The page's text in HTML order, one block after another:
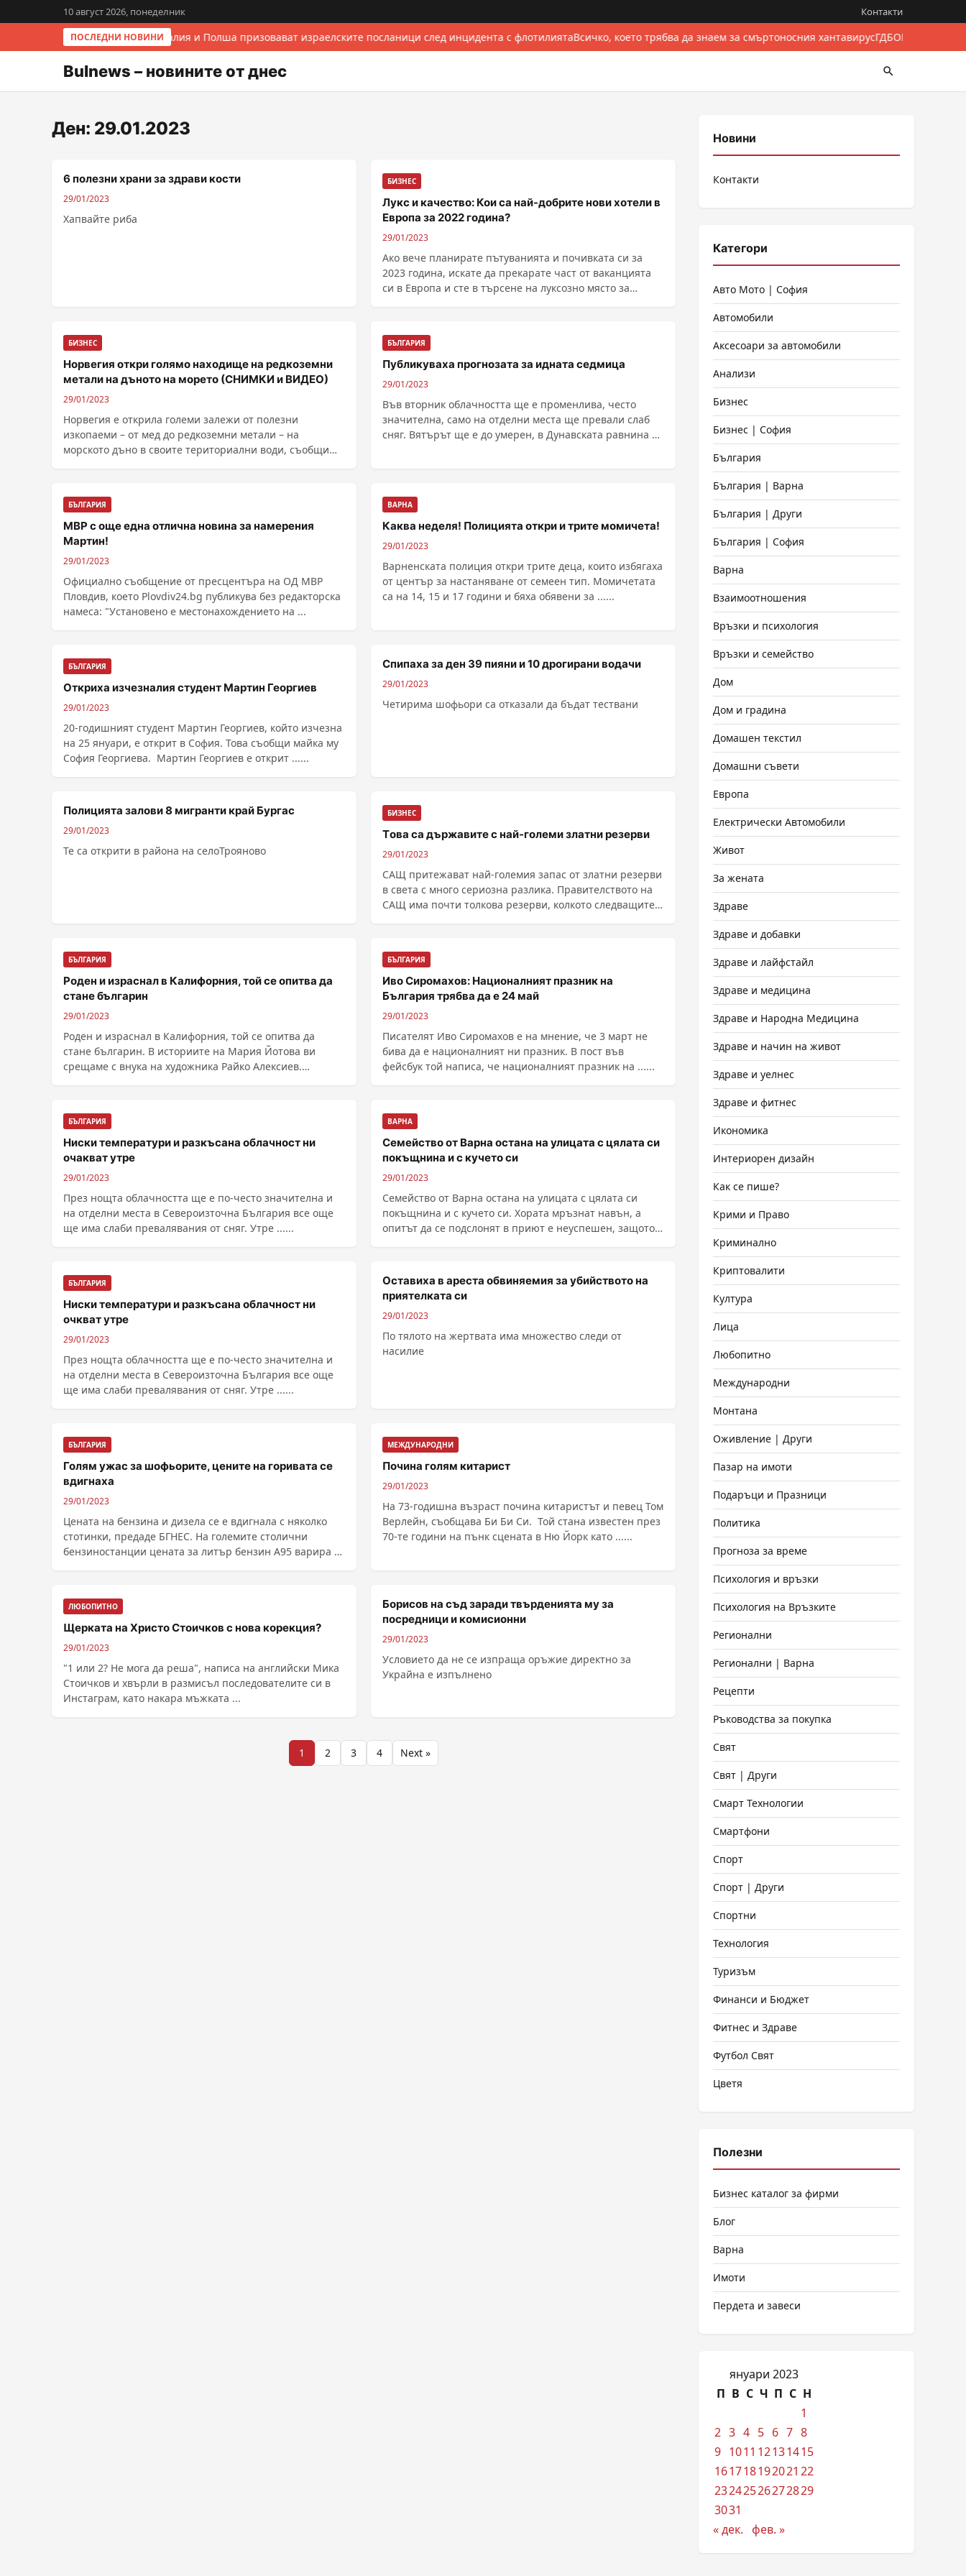
10 август 2026, понеделник Контакти
ПОСЛЕДНИ НОВИНИИталия и Полша призовават израелските посланици след инцидента с флотилиятаВсичко, което трябва да знаем за смъртоносния хантавирусГДБОП разби
Bulnews – новините от днес
Ден: 29.01.2023
6 полезни храни за здрави кости
29/01/2023
Хапвайте риба
БИЗНЕС
Лукс и качество: Кои са най-добрите нови хотели в
Европа за 2022 година?
29/01/2023
Ако вече планирате пътуванията и почивката си за
2023 година, искате да прекарате част от ваканцията
си в Европа и сте в търсене на луксозно място за
БИЗНЕС
Норвегия откри голямо находище на редкоземни
метали на дъното на морето (СНИМКИ и ВИДЕО)
29/01/2023
Норвегия е открила големи залежи от полезни
изкопаеми – от мед до редкоземни метали – на
морското дъно в своите териториални води, съобщи
БЪЛГАРИЯ
Публикуваха прогнозата за идната седмица
29/01/2023
Във вторник облачността ще е променлива, често
значителна, само на отделни места ще превали слаб
сняг. Вятърът ще е до умерен, в Дунавската равнина и
БЪЛГАРИЯ
МВР с още една отлична новина за намерения
Мартин!
29/01/2023
Официално съобщение от пресцентъра на ОД МВР
Пловдив, което Plovdiv24.bg публикува без редакторска
намеса: "Установено е местонахождението на ...
ВАРНА
Каква неделя! Полицията откри и трите момичета!
29/01/2023
Варненската полиция откри трите деца, които избягаха
от център за настаняване от семеен тип. Момичетата
са на 14, 15 и 17 години и бяха обявени за ......
БЪЛГАРИЯ
Откриха изчезналия студент Мартин Георгиев
29/01/2023
20-годишният студент Мартин Георгиев, който изчезна
на 25 януари, е открит в София. Това съобщи майка му
София Георгиева. Мартин Георгиев е открит ......
Спипаха за ден 39 пияни и 10 дрогирани водачи
29/01/2023
Четирима шофьори са отказали да бъдат тествани
Полицията залови 8 мигранти край Бургас
29/01/2023
Те са открити в района на селоТрояново
БИЗНЕС
Tова са държавите с най-големи златни резерви
29/01/2023
САЩ притежават най-големия запас от златни резерви
в света с много сериозна разлика. Правителството на
САЩ има почти толкова резерви, колкото следващите 3
БЪЛГАРИЯ
Роден и израснал в Калифорния, той се опитва да
стане българин
29/01/2023
Роден и израснал в Калифорния, той се опитва да
стане българин. В историите на Мария Йотова ви
срещаме с внука на художника Райко Алексиев.
БЪЛГАРИЯ
Иво Сиромахов: Националният празник на
България трябва да е 24 май
29/01/2023
Писателят Иво Сиромахов е на мнение, че 3 март не
бива да е националният ни празник. В пост във
фейсбук той написа, че националният празник на ......
БЪЛГАРИЯ
Ниски температури и разкъсана облачност ни
очакват утре
29/01/2023
През нощта облачността ще е по-често значителна и
на отделни места в Североизточна България все още
ще има слаби превалявания от сняг. Утре ......
ВАРНА
Семейство от Варна остана на улицата с цялата си
покъщнина и с кучето си
29/01/2023
Семейство от Варна остана на улицата с цялата си
покъщнина и с кучето си. Хората мръзнат навън, а
опитът да се подслонят в приют е неуспешен, защото
БЪЛГАРИЯ
Ниски температури и разкъсана облачност ни
очкват утре
29/01/2023
През нощта облачността ще е по-често значителна и
на отделни места в Североизточна България все още
ще има слаби превалявания от сняг. Утре ......
Оставиха в ареста обвиняемия за убийството на
приятелката си
29/01/2023
По тялото на жертвата има множество следи от
насилие
БЪЛГАРИЯ
Голям ужас за шофьорите, цените на горивата се
вдигнаха
29/01/2023
Цената на бензина и дизела се е вдигнала с няколко
стотинки, предаде БГНЕС. На големите столични
бензиностанции цената за литър бензин А95 варира от
МЕЖДУНАРОДНИ
Почина голям китарист
29/01/2023
На 73-годишна възраст почина китаристът и певец Том
Верлейн, съобщава Би Би Си. Той стана известен през
70-те години на пънк сцената в Ню Йорк като ......
ЛЮБОПИТНО
Щерката на Христо Стоичков с нова корекция?
29/01/2023
"1 или 2? Не мога да реша", написа на английски Мика
Стоичков и хвърли в размисъл последователите си в
Инстаграм, като накара мъжката ...
Борисов на съд заради твърденията му за
посредници и комисионни
29/01/2023
Условието да не се изпраща оръжие директно за
Украйна е изпълнено
1 2 3 4 Next »
Новини
Контакти
Категори
Авто Мото | София
Автомобили
Аксесоари за автомобили
Анализи
Бизнес
Бизнес | София
България
България | Варна
България | Други
България | София
Варна
Взаимоотношения
Връзки и психология
Връзки и семейство
Дом
Дом и градина
Домашен текстил
Домашни съвети
Европа
Електрически Автомобили
Живот
За жената
Здраве
Здраве и добавки
Здраве и лайфстайл
Здраве и медицина
Здраве и Народна Медицина
Здраве и начин на живот
Здраве и уелнес
Здраве и фитнес
Икономика
Интериорен дизайн
Как се пише?
Крими и Право
Криминално
Криптовалити
Култура
Лица
Любопитно
Международни
Монтана
Оживление | Други
Пазар на имоти
Подаръци и Празници
Политика
Прогноза за време
Психология и връзки
Психология на Връзките
Регионални
Регионални | Варна
Рецепти
Ръководства за покупка
Свят
Свят | Други
Смарт Технологии
Смартфони
Спорт
Спорт | Други
Спортни
Технология
Туризъм
Финанси и Бюджет
Фитнес и Здраве
Футбол Свят
Цветя
Полезни
Бизнес каталог за фирми
Блог
Варна
Имоти
Пердета и завеси
януари 2023
П В С Ч П С Н
1
2 3 4 5 6 7 8
9 1011 12131415
161718192021 22
23242526272829
3031
« дек. фев. »